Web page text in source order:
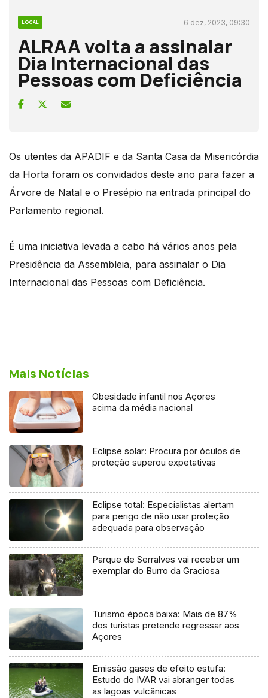
LOCAL 6 dez, 2023, 09:30
ALRAA volta a assinalar
Dia Internacional das
Pessoas com Deficiência
Os utentes da APADIF e da Santa Casa da Misericórdia
da Horta foram os convidados deste ano para fazer a
Árvore de Natal e o Presépio na entrada principal do
Parlamento regional.
É uma iniciativa levada a cabo há vários anos pela
Presidência da Assembleia, para assinalar o Dia
Internacional das Pessoas com Deficiência.
Mais Notícias
Obesidade infantil nos Açores
acima da média nacional
Eclipse solar: Procura por óculos de
proteção superou expetativas
Eclipse total: Especialistas alertam
para perigo de não usar proteção
adequada para observação
Parque de Serralves vai receber um
exemplar do Burro da Graciosa
Turismo época baixa: Mais de 87%
dos turistas pretende regressar aos
Açores
Emissão gases de efeito estufa:
Estudo do IVAR vai abranger todas
as lagoas vulcânicas